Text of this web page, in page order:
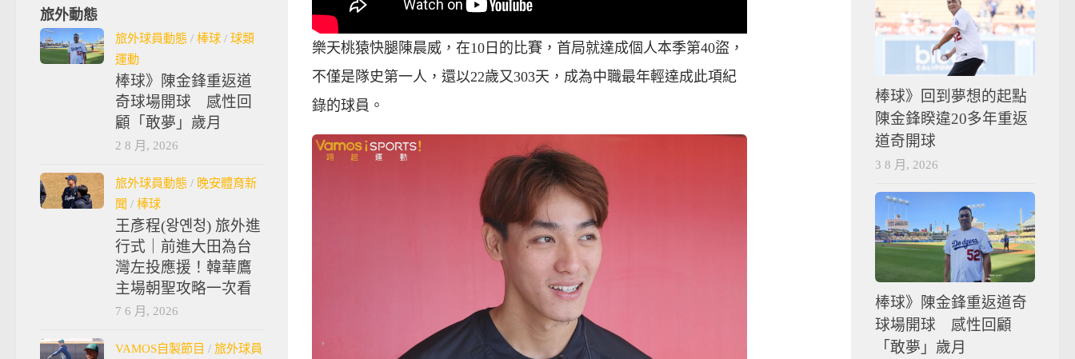
樂天桃猿快腿陳晨威，在10日的比賽，首局就達成個人本季第40盜，
不僅是隊史第一人，還以22歲又303天，成為中職最年輕達成此項紀
錄的球員。
旅外動態
旅外球員動態 / 棒球 / 球類
運動
棒球》陳金鋒重返道
奇球場開球 感性回
顧「敢夢」歲月
2 8 月, 2026
旅外球員動態 / 晚安體育新
聞 / 棒球
王彥程(왕옌청) 旅外進
行式｜前進大田為台
灣左投應援！韓華鷹
主場朝聖攻略一次看
7 6 月, 2026
VAMOS自製節目 / 旅外球員
棒球》回到夢想的起點
陳金鋒睽違20多年重返
道奇開球
3 8 月, 2026
棒球》陳金鋒重返道奇
球場開球 感性回顧
「敢夢」歲月